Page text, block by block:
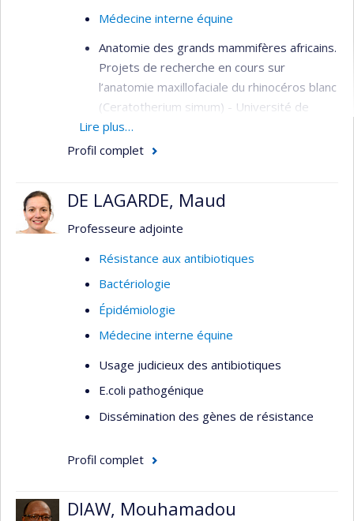
Médecine interne équine
Anatomie des grands mammifères africains.
Projets de recherche en cours sur
l’anatomie maxillofaciale du rhinocéros blanc
(Ceratotherium simum) - Université de
Pretoria, Afrique du Sud
Guérison tissulaire anormale chez le cheval.
pansements biologiques (University College
Dublin, Irlande), les sutures cutanées
(Université de Pretoria, Afrique du Sud), les
substituts cutanés et la modélisation in
vitro des désordres fibroprolifératifs
(Université de Montréal / LOEX – Université
Laval)
Chirurgie digestive et boiterie du cheval
Lire plus…
Profil complet
DE LAGARDE, Maud
Professeure adjointe
Résistance aux antibiotiques
Bactériologie
Épidémiologie
Médecine interne équine
Usage judicieux des antibiotiques
E.coli pathogénique
Dissémination des gènes de résistance
Profil complet
DIAW, Mouhamadou